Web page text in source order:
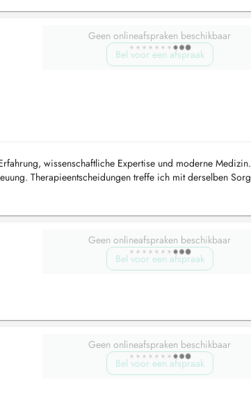
Geen onlineafspraken beschikbaar
Bel voor een afspraak
wissenschaftliche Expertise und moderne
Therapieentscheidungen treffe ich mit derselben
Geen onlineafspraken beschikbaar
Bel voor een afspraak
Geen onlineafspraken beschikbaar
Bel voor een afspraak